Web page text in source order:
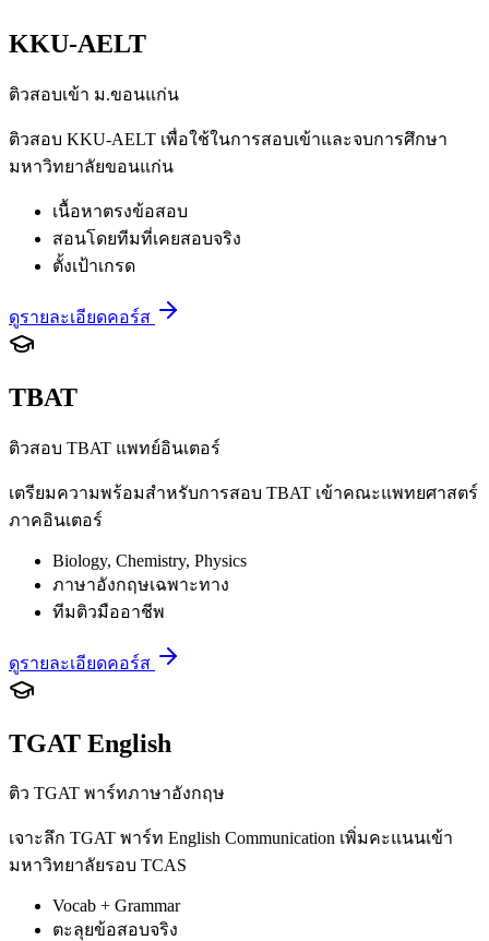
KKU-AELT
ติวสอบเข้า ม.ขอนแก่น
ติวสอบ KKU-AELT เพื่อใช้ในการสอบเข้าและจบการศึกษา
มหาวิทยาลัยขอนแก่น
เนื้อหาตรงข้อสอบ
สอนโดยทีมที่เคยสอบจริง
ตั้งเป้าเกรด
ดูรายละเอียดคอร์ส
TBAT
ติวสอบ TBAT แพทย์อินเตอร์
เตรียมความพร้อมสำหรับการสอบ TBAT เข้าคณะแพทยศาสตร์
ภาคอินเตอร์
Biology, Chemistry, Physics
ภาษาอังกฤษเฉพาะทาง
ทีมติวมืออาชีพ
ดูรายละเอียดคอร์ส
TGAT English
ติว TGAT พาร์ทภาษาอังกฤษ
เจาะลึก TGAT พาร์ท English Communication เพิ่มคะแนนเข้า
มหาวิทยาลัยรอบ TCAS
Vocab + Grammar
ตะลุยข้อสอบจริง